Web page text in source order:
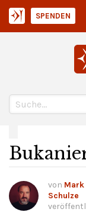
SPENDEN
von
Schulze